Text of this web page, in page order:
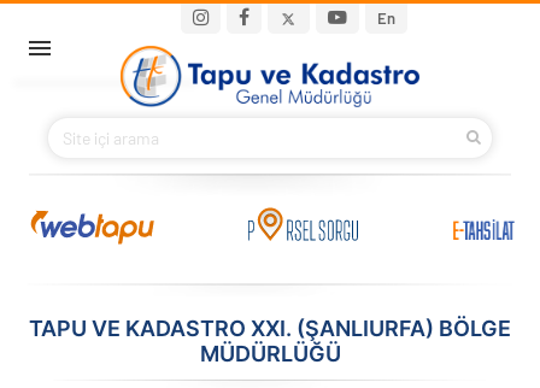
En
Main navigation
BAKANIMIZ
KURUMSAL
TAPU VE KADASTRO XXI. (ŞANLIURFA) BÖLGE
MÜDÜRLÜĞÜ